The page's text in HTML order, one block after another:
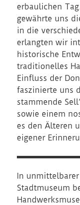
erbaulichen
gewährte uns
in die
erlangten wir
historische
traditionelles
Einfluss der
faszinierte uns
stammende
sowie einem
es den Älteren
eigener
In
Stadtmuseum